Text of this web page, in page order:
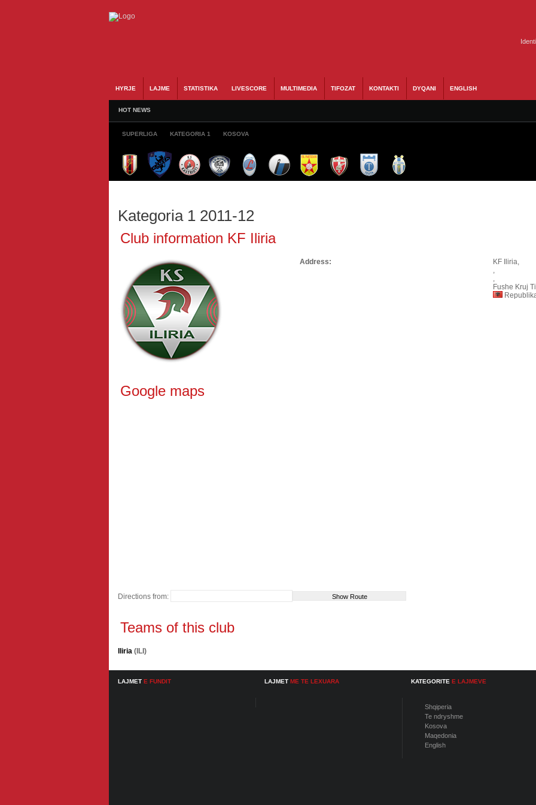
HYRJE LAJME STATISTIKA LIVESCORE MULTIMEDIA TIFOZAT KONTAKTI DYQANI ENGLISH
HOT NEWS
SUPERLIGA KATEGORIA 1 KOSOVA
Kategoria 1 2011-12
Club information KF Iliria
Address:
KF Iliria,
,
,
Fushe Kruj
Google maps
Directions from:
Teams of this club
Iliria (ILI)
LAJMET E FUNDIT LAJMET ME TE LEXUARA KATEGORITE E LAJMEVE
Shqiperia
Te ndryshme
Kosova
Maqedonia
English